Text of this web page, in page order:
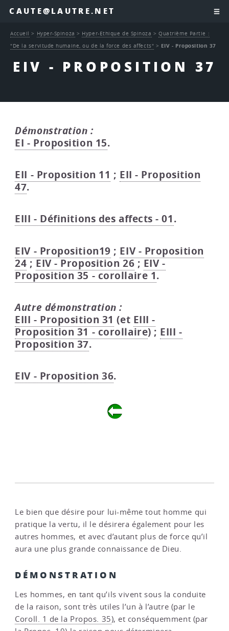
CAUTE@LAUTRE.NET
EIV - PROPOSITION 37
Accueil > Hyper-Spinoza > Hyper-Ethique de Spinoza >Quatrième Partie :
"De la servitude humaine, ou de la force des affects" > EIV - Proposition 37
Démonstration :
EI - Proposition 15.
EII - Proposition 11 ; EII - Proposition
47.
EIII - Définitions des affects - 01.
EIV - Proposition19 ; EIV - Proposition
24 ; EIV - Proposition 26 ; EIV -
Proposition 35 - corollaire 1.
Autre démonstration :
EIII - Proposition 31 (et EIII -
Proposition 31 - corollaire) ; EIII -
Proposition 37.
EIV - Proposition 36.
Le bien que désire pour lui-même tout homme qui
pratique la vertu, il le désirera également pour les
autres hommes, et avec d’autant plus de force qu’il
aura une plus grande connaissance de Dieu.
DÉMONSTRATION
Les hommes, en tant qu’ils vivent sous la conduite
de la raison, sont très utiles l’un à l’autre (par le
Coroll. 1 de la Propos. 35), et conséquemment (par